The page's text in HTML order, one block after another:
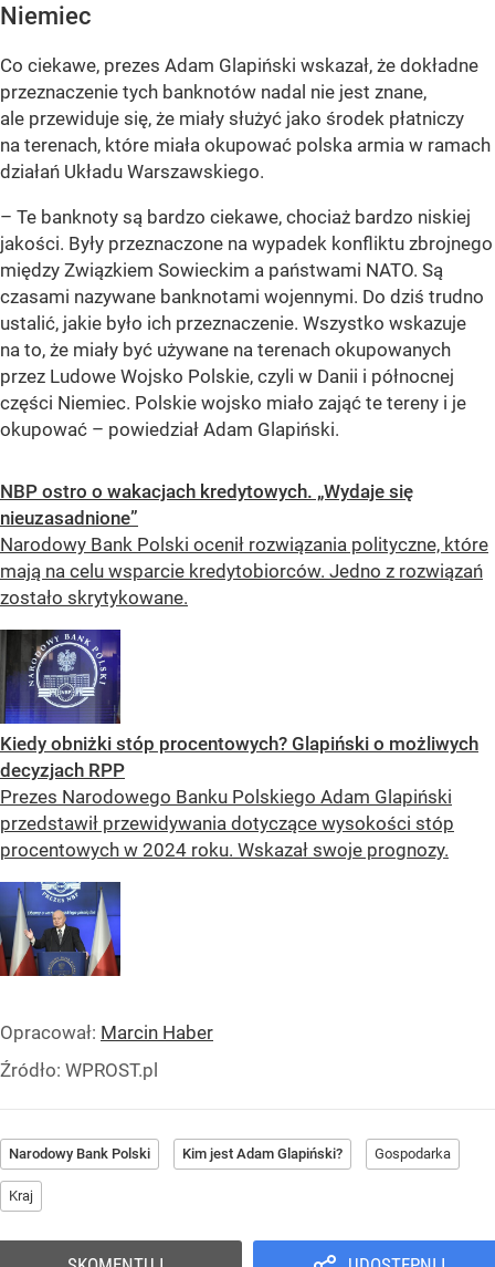
Niemiec
Co ciekawe, prezes Adam Glapiński wskazał, że dokładne
przeznaczenie tych banknotów nadal nie jest znane,
ale przewiduje się, że miały służyć jako środek płatniczy
na terenach, które miała okupować polska armia w ramach
działań Układu Warszawskiego.
– Te banknoty są bardzo ciekawe, chociaż bardzo niskiej
jakości. Były przeznaczone na wypadek konfliktu zbrojnego
między Związkiem Sowieckim a państwami NATO. Są
czasami nazywane banknotami wojennymi. Do dziś trudno
ustalić, jakie było ich przeznaczenie. Wszystko wskazuje
na to, że miały być używane na terenach okupowanych
przez Ludowe Wojsko Polskie, czyli w Danii i północnej
części Niemiec. Polskie wojsko miało zająć te tereny i je
okupować – powiedział Adam Glapiński.
NBP ostro o wakacjach kredytowych. „Wydaje się
nieuzasadnione”
Narodowy Bank Polski ocenił rozwiązania polityczne, które
mają na celu wsparcie kredytobiorców. Jedno z rozwiązań
zostało skrytykowane.
Kiedy obniżki stóp procentowych? Glapiński o możliwych
decyzjach RPP
Prezes Narodowego Banku Polskiego Adam Glapiński
przedstawił przewidywania dotyczące wysokości stóp
procentowych w 2024 roku. Wskazał swoje prognozy.
Opracował: Marcin Haber
Źródło: WPROST.pl
Narodowy Bank Polski Kim jest Adam Glapiński? Gospodarka
Kraj